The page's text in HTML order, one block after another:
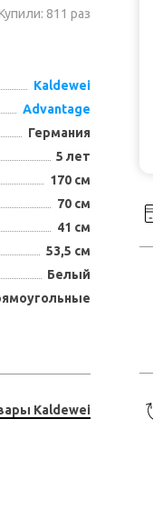
811 раз
Kaldewei
Advantage
Германия
5 лет
170 см
70 см
41 см
53,5 см
Белый
Kaldewei